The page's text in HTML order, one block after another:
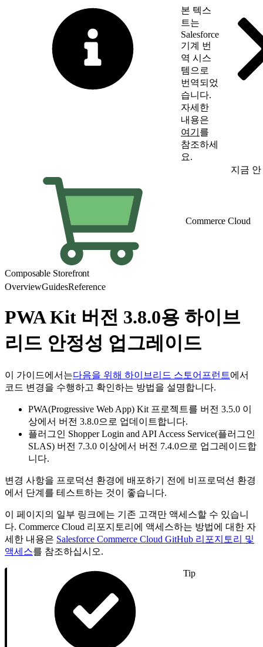
본 텍스
트는
Salesforce
기계 번
역 시스
템으로
번역되었
습니다.
자세한
내용은
여기 를
참조하세
요.
지금 안
Commerce Cloud
Composable Storefront
OverviewGuidesReference
PWA Kit 버전 3.8.0용 하이브
리드 안정성 업그레이드
이 가이드에서는다음을 위해 하이브리드 스토어프런트에서
코드 변경을 수행하고 확인하는 방법을 설명합니다.
PWA(Progressive Web App) Kit 프로젝트를 버전 3.5.0 이
상에서 버전 3.8.0으로 업데이트합니다.
플러그인 Shopper Login and API Access Service(플러그인
SLAS) 버전 7.3.0 이상에서 버전 7.4.0으로 업그레이드합
니다.
변경 사항을 프로덕션 환경에 배포하기 전에 비프로덕션 환경
에서 단계를 테스트하는 것이 좋습니다.
이 페이지의 일부 링크에는 기존 고객만 액세스할 수 있습니
다. Commerce Cloud 리포지토리에 액세스하는 방법에 대한 자
세한 내용은 Salesforce Commerce Cloud GitHub 리포지토리 및
액세스를 참조하십시오.
Tip